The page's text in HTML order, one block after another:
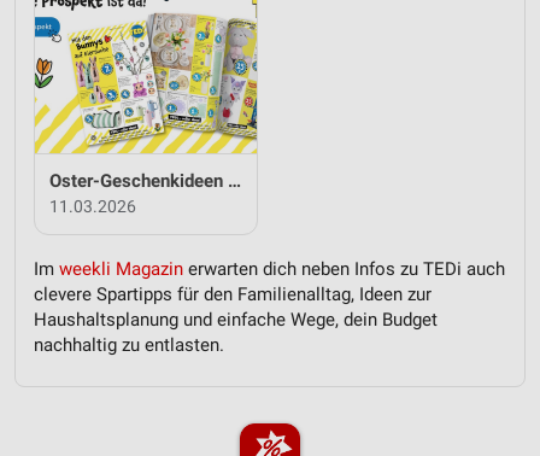
Oster-Geschenkideen von TEDi
11.03.2026
Im weekli Magazin erwarten dich neben Infos zu TEDi auch
clevere Spartipps für den Familienalltag, Ideen zur
Haushaltsplanung und einfache Wege, dein Budget
nachhaltig zu entlasten.